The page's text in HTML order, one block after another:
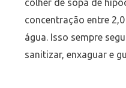
colher de sopa de
concentração entre
água. Isso sempre
sanitizar, enxaguar e